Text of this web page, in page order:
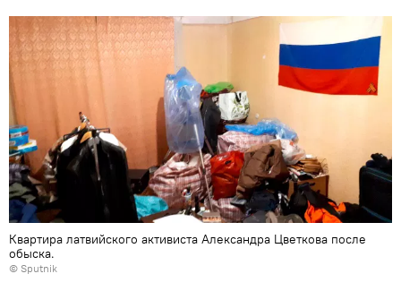
Квартира латвийского активиста Александра Цветкова после
обыска.
© Sputnik